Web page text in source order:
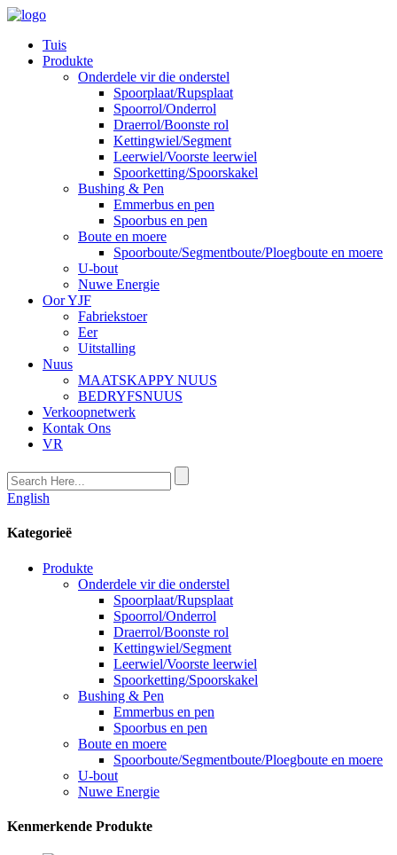
Tuis
Produkte
Onderdele vir die onderstel
Spoorplaat/Rupsplaat
Spoorrol/Onderrol
Draerrol/Boonste rol
Kettingwiel/Segment
Leerwiel/Voorste leerwiel
Spoorketting/Spoorskakel
Bushing & Pen
Emmerbus en pen
Spoorbus en pen
Boute en moere
Spoorboute/Segmentboute/Ploegboute en moere
U-bout
Nuwe Energie
Oor YJF
Fabriekstoer
Eer
Uitstalling
Nuus
MAATSKAPPY NUUS
BEDRYFSNUUS
Verkoopnetwerk
Kontak Ons
VR
English
Kategorieë
Produkte
Onderdele vir die onderstel
Spoorplaat/Rupsplaat
Spoorrol/Onderrol
Draerrol/Boonste rol
Kettingwiel/Segment
Leerwiel/Voorste leerwiel
Spoorketting/Spoorskakel
Bushing & Pen
Emmerbus en pen
Spoorbus en pen
Boute en moere
Spoorboute/Segmentboute/Ploegboute en moere
U-bout
Nuwe Energie
Kenmerkende Produkte